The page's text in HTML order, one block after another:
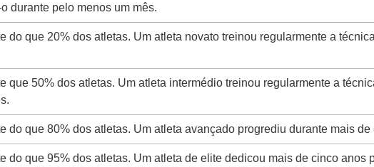
durante pelo menos um mês.
do que 20% dos atletas. Um atleta novato treinou regularmente a
que 50% dos atletas. Um atleta intermédio treinou regularmente a
do que 80% dos atletas. Um atleta avançado progrediu durante mais de
do que 95% dos atletas. Um atleta de elite dedicou mais de cinco anos